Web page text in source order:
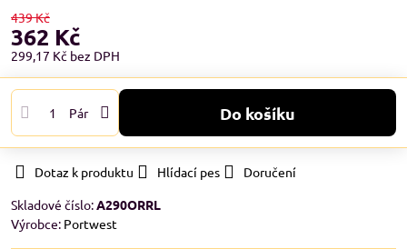
439 Kč
362 Kč
299,17 Kč bez DPH
Pár Do košíku
Dotaz k produktu Hlídací pes
Doručení
Skladové číslo:A290ORRL
Výrobce: Portwest